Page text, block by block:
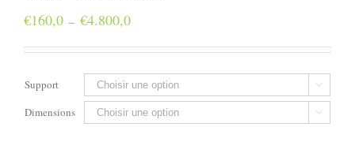
€160,0 – €4.800,0Plage
prix :
à
€4.800,0
Support 
Dimensions 